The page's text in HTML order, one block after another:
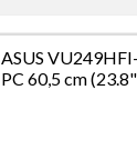
ASUS
PC 60,5 cm